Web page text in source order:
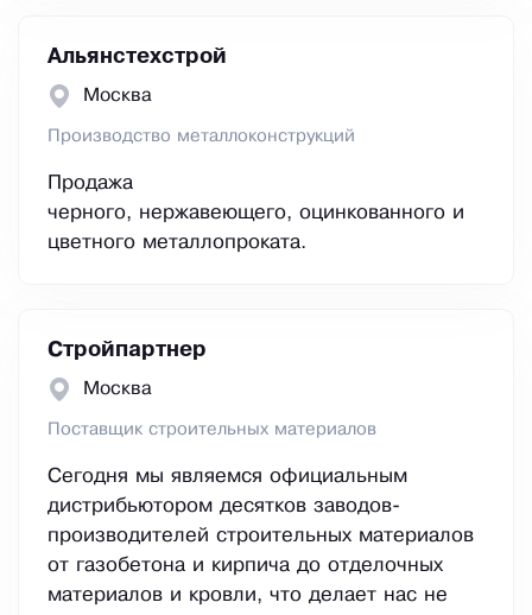
Альянстехстрой
Москва
Производство металлоконструкций
Продажа
черного, нержавеющего, оцинкованного и
цветного металлопроката.
Стройпартнер
Москва
Поставщик строительных материалов
Сегодня мы являемся официальным
дистрибьютором десятков заводов-
производителей строительных материалов
от газобетона и кирпича до отделочных
материалов и кровли, что делает нас не